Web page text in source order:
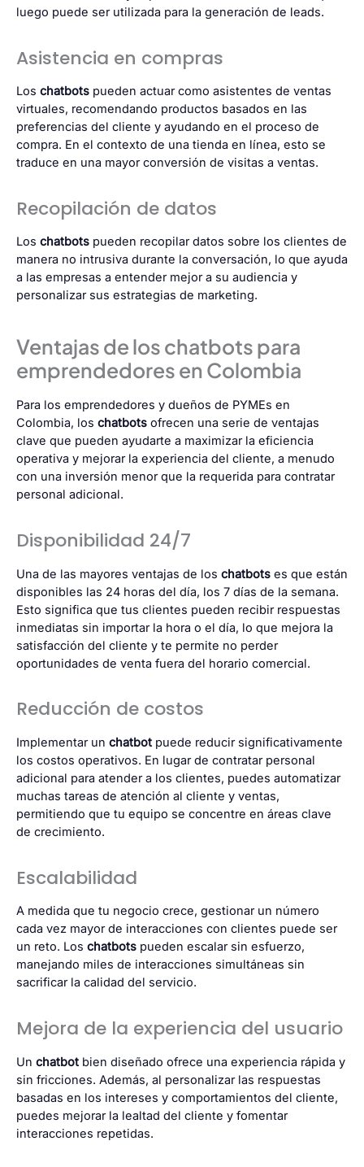
luego puede ser utilizada para la generación de leads.
Asistencia en compras
Los chatbots pueden actuar como asistentes de ventas
virtuales, recomendando productos basados en las
preferencias del cliente y ayudando en el proceso de
compra. En el contexto de una tienda en línea, esto se
traduce en una mayor conversión de visitas a ventas.
Recopilación de datos
Los chatbots pueden recopilar datos sobre los clientes de
manera no intrusiva durante la conversación, lo que ayuda
a las empresas a entender mejor a su audiencia y
personalizar sus estrategias de marketing.
Ventajas de los chatbots para
emprendedores en Colombia
Para los emprendedores y dueños de PYMEs en
Colombia, los chatbots ofrecen una serie de ventajas
clave que pueden ayudarte a maximizar la eficiencia
operativa y mejorar la experiencia del cliente, a menudo
con una inversión menor que la requerida para contratar
personal adicional.
Disponibilidad 24/7
Una de las mayores ventajas de los chatbots es que están
disponibles las 24 horas del día, los 7 días de la semana.
Esto significa que tus clientes pueden recibir respuestas
inmediatas sin importar la hora o el día, lo que mejora la
satisfacción del cliente y te permite no perder
oportunidades de venta fuera del horario comercial.
Reducción de costos
Implementar un chatbot puede reducir significativamente
los costos operativos. En lugar de contratar personal
adicional para atender a los clientes, puedes automatizar
muchas tareas de atención al cliente y ventas,
permitiendo que tu equipo se concentre en áreas clave
de crecimiento.
Escalabilidad
A medida que tu negocio crece, gestionar un número
cada vez mayor de interacciones con clientes puede ser
un reto. Los chatbots pueden escalar sin esfuerzo,
manejando miles de interacciones simultáneas sin
sacrificar la calidad del servicio.
Mejora de la experiencia del usuario
Un chatbot bien diseñado ofrece una experiencia rápida y
sin fricciones. Además, al personalizar las respuestas
basadas en los intereses y comportamientos del cliente,
puedes mejorar la lealtad del cliente y fomentar
interacciones repetidas.